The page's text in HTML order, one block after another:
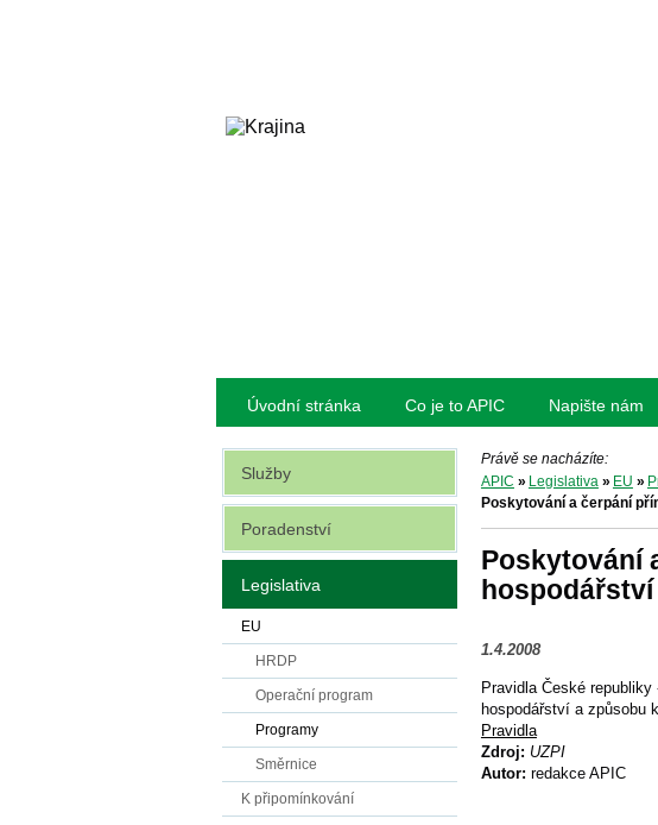
Úvodní stránka Co je to APIC Napište nám
Právě se nacházíte:
APIC » Legislativa » EU »
Poskytování a čerpání
Poskytování
hospodářství
1.4.2008
Pravidla České
hospodářství a způsobu
Pravidla
Zdroj: UZPI
Autor: redakce APIC
Služby
Poradenství
Legislativa
EU
HRDP
Operační program
Programy
Směrnice
K připomínkování